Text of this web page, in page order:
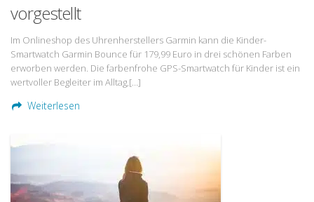
vorgestellt
Im Onlineshop des Uhrenherstellers Garmin kann die Kinder-
Smartwatch Garmin Bounce für 179,99 Euro in drei schönen Farben
erworben werden. Die farbenfrohe GPS-Smartwatch für Kinder ist ein
wertvoller Begleiter im Alltag,[…]
Weiterlesen